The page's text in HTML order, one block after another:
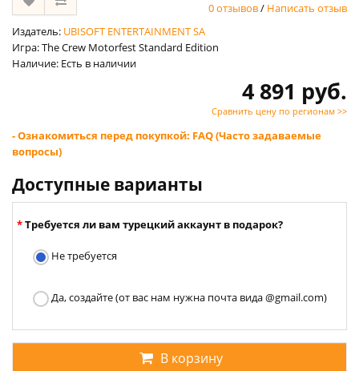
0 отзывов/ Написать отзыв
Издатель: UBISOFT ENTERTAINMENT SA
Игра: The Crew Motorfest Standard Edition
Наличие: Есть в наличии
4 891 руб.
Сравнить цену по регионам >>
- Ознакомиться перед покупкой: FAQ (Часто задаваемые
вопросы)
Доступные варианты
Требуется ли вам турецкий аккаунт в подарок?
Не требуется
Да, создайте (от вас нам нужна почта вида @gmail.com)
В корзину